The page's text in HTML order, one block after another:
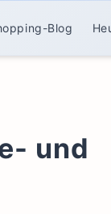
Blog
und